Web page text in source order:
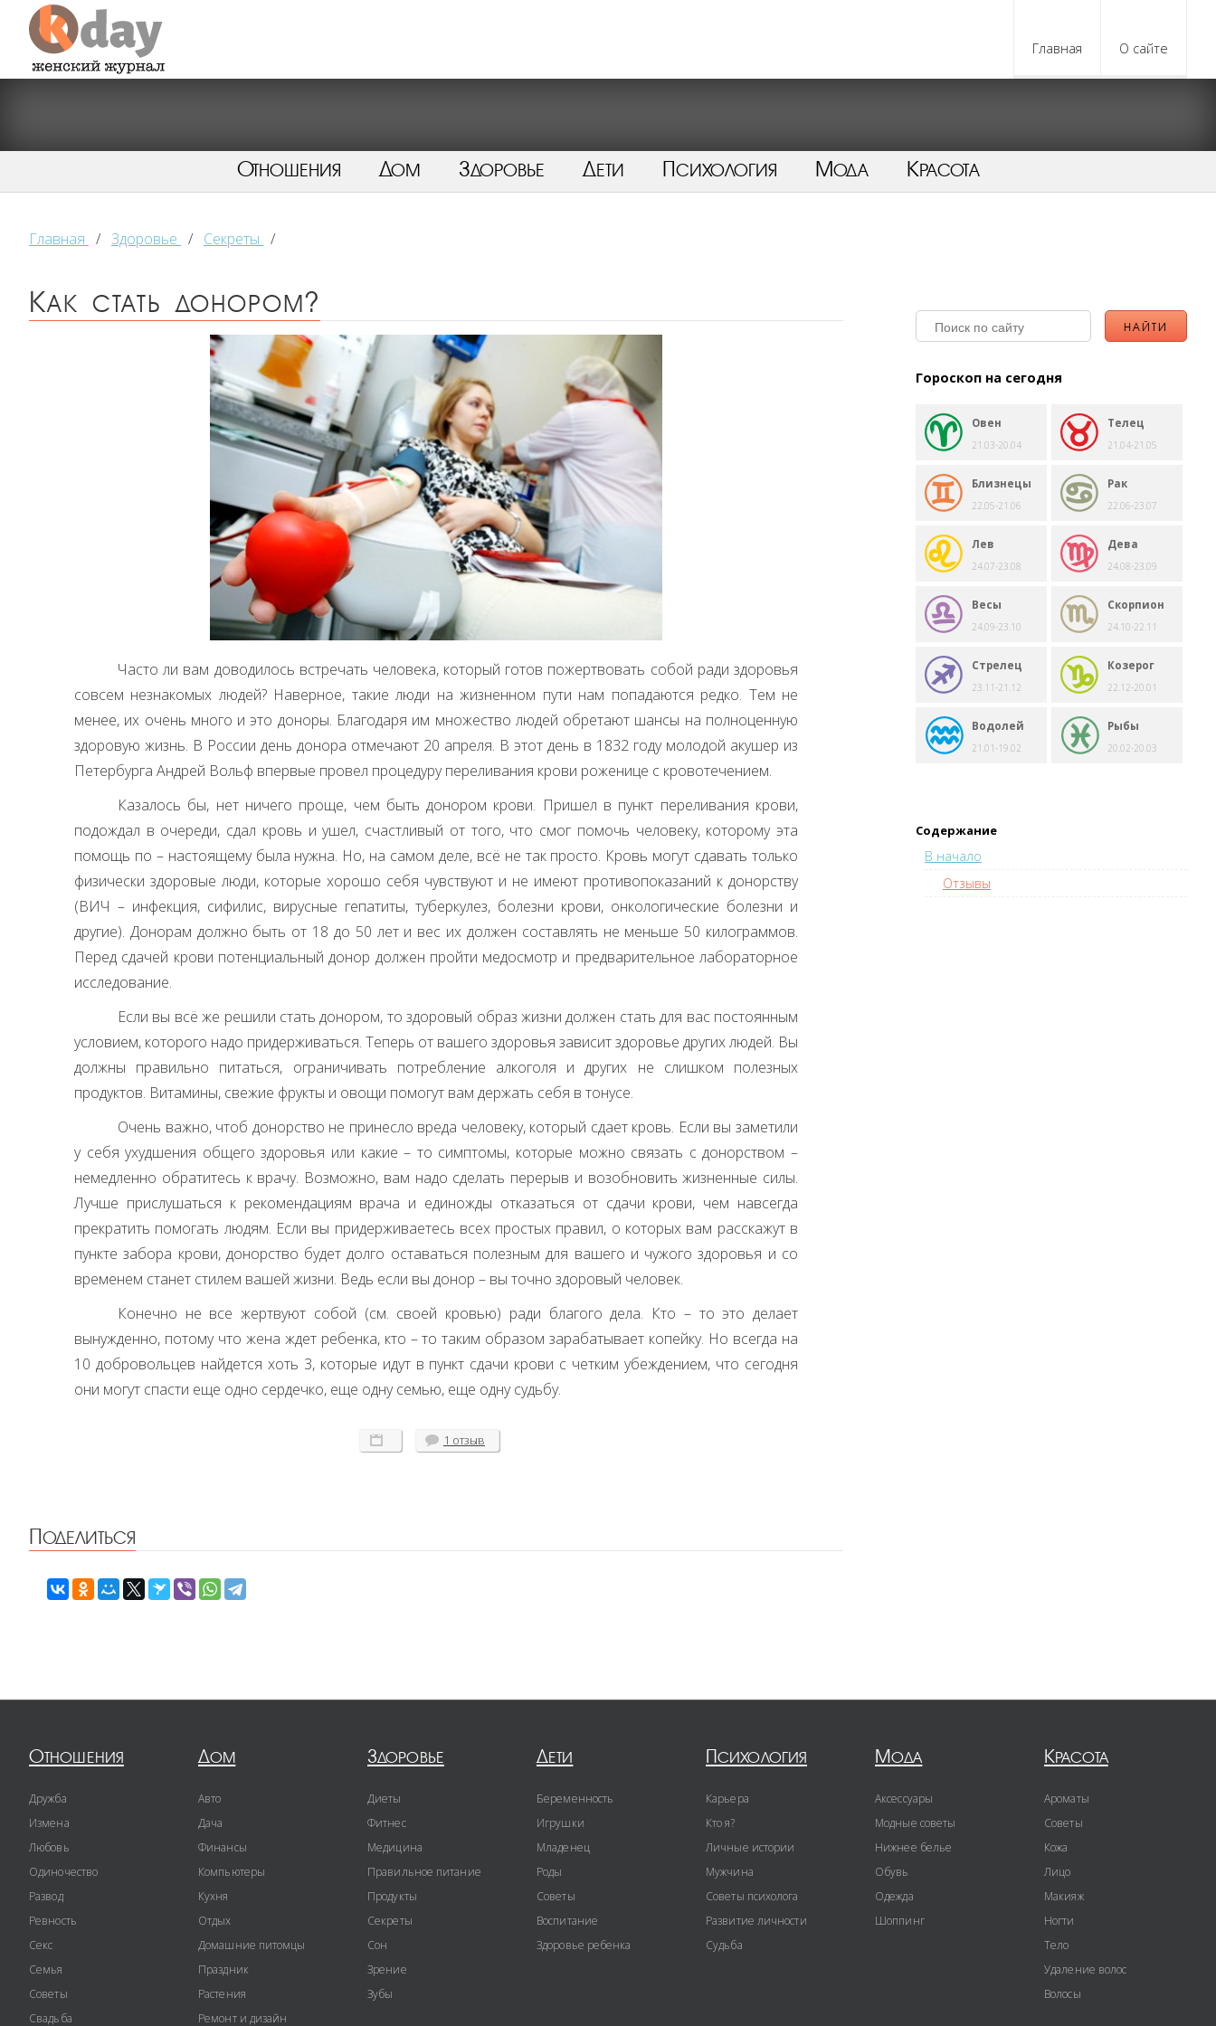
Главная О сайте
Отношения Дом Здоровье Дети Психология Мода Красота
Главная / Здоровье / Секреты /
Как стать донором?
Часто ли вам доводилось встречать человека, который готов пожертвовать собой ради здоровья
совсем незнакомых людей? Наверное, такие люди на жизненном пути нам попадаются редко. Тем не
менее, их очень много и это доноры. Благодаря им множество людей обретают шансы на полноценную
здоровую жизнь. В России день донора отмечают 20 апреля. В этот день в 1832 году молодой акушер из
Петербурга Андрей Вольф впервые провел процедуру переливания крови роженице с кровотечением.
Казалось бы, нет ничего проще, чем быть донором крови. Пришел в пункт переливания крови,
подождал в очереди, сдал кровь и ушел, счастливый от того, что смог помочь человеку, которому эта
помощь по – настоящему была нужна. Но, на самом деле, всё не так просто. Кровь могут сдавать только
физически здоровые люди, которые хорошо себя чувствуют и не имеют противопоказаний к донорству
(ВИЧ – инфекция, сифилис, вирусные гепатиты, туберкулез, болезни крови, онкологические болезни и
другие). Донорам должно быть от 18 до 50 лет и вес их должен составлять не меньше 50 килограммов.
Перед сдачей крови потенциальный донор должен пройти медосмотр и предварительное лабораторное
исследование.
Если вы всё же решили стать донором, то здоровый образ жизни должен стать для вас постоянным
условием, которого надо придерживаться. Теперь от вашего здоровья зависит здоровье других людей. Вы
должны правильно питаться, ограничивать потребление алкоголя и других не слишком полезных
продуктов. Витамины, свежие фрукты и овощи помогут вам держать себя в тонусе.
Очень важно, чтоб донорство не принесло вреда человеку, который сдает кровь. Если вы заметили
у себя ухудшения общего здоровья или какие – то симптомы, которые можно связать с донорством –
немедленно обратитесь к врачу. Возможно, вам надо сделать перерыв и возобновить жизненные силы.
Лучше прислушаться к рекомендациям врача и единожды отказаться от сдачи крови, чем навсегда
прекратить помогать людям. Если вы придерживаетесь всех простых правил, о которых вам расскажут в
пункте забора крови, донорство будет долго оставаться полезным для вашего и чужого здоровья и со
временем станет стилем вашей жизни. Ведь если вы донор – вы точно здоровый человек.
Конечно не все жертвуют собой (см. своей кровью) ради благого дела. Кто – то это делает
вынужденно, потому что жена ждет ребенка, кто – то таким образом зарабатывает копейку. Но всегда на
10 добровольцев найдется хоть 3, которые идут в пункт сдачи крови с четким убеждением, что сегодня
они могут спасти еще одно сердечко, еще одну семью, еще одну судьбу.
1 отзыв
Поделиться
Гороскоп на сегодня
Овен
21.03-20.04
Телец
21.04-21.05
Близнецы
22.05-21.06
Рак
22.06-23.07
Лев
24.07-23.08
Дева
24.08-23.09
Весы
24.09-23.10
Скорпион
24.10-22.11
Стрелец
23.11-21.12
Козерог
22.12-20.01
Водолей
21.01-19.02
Рыбы
20.02-20.03
Содержание
В начало
Отзывы
Отношения
Дружба
Измена
Любовь
Одиночество
Развод
Ревность
Секс
Семья
Советы
Свадьба
Дом
Авто
Дача
Финансы
Компьютеры
Кухня
Отдых
Домашние питомцы
Праздник
Растения
Ремонт и дизайн
Здоровье
Диеты
Фитнес
Медицина
Правильное питание
Продукты
Секреты
Сон
Зрение
Зубы
Дети
Беременность
Игрушки
Младенец
Роды
Советы
Воспитание
Здоровье ребенка
Психология
Карьера
Кто я?
Личные истории
Мужчина
Советы психолога
Развитие личности
Судьба
Мода
Аксессуары
Модные советы
Нижнее белье
Обувь
Одежда
Шоппинг
Красота
Ароматы
Советы
Кожа
Лицо
Макияж
Ногти
Тело
Удаление волос
Волосы